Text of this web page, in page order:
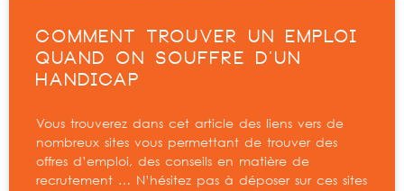
COMMENT TROUVER UN EMPLOI
QUAND ON SOUFFRE D’UN
HANDICAP
Vous trouverez dans cet article des liens vers de
nombreux sites vous permettant de trouver des
offres d’emploi, des conseils en matière de
recrutement … N’hésitez pas à déposer sur ces sites